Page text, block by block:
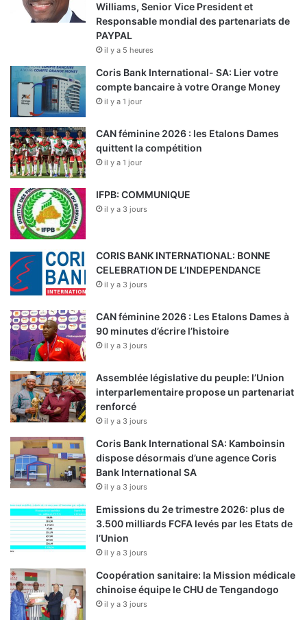
Williams, Senior Vice President et
Responsable mondial des partenariats de
PAYPAL
il y a 5 heures
Coris Bank International- SA: Lier votre
compte bancaire à votre Orange Money
il y a 1 jour
CAN féminine 2026 : les Etalons Dames
quittent la compétition
il y a 1 jour
IFPB: COMMUNIQUE
il y a 3 jours
CORIS BANK INTERNATIONAL: BONNE
CELEBRATION DE L’INDEPENDANCE
il y a 3 jours
CAN féminine 2026 : Les Etalons Dames à
90 minutes d’écrire l’histoire
il y a 3 jours
Assemblée législative du peuple: l’Union
interparlementaire propose un partenariat
renforcé
il y a 3 jours
Coris Bank International SA: Kamboinsin
dispose désormais d’une agence Coris
Bank International SA
il y a 3 jours
Emissions du 2e trimestre 2026: plus de
3.500 milliards FCFA levés par les Etats de
l’Union
il y a 3 jours
Coopération sanitaire: la Mission médicale
chinoise équipe le CHU de Tengandogo
il y a 3 jours